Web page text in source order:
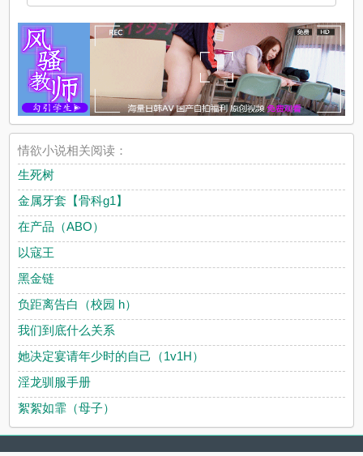
情欲小说相关阅读：
生死树
金属牙套【骨科g1】
在产品（ABO）
以寇王
黑金链
负距离告白（校园 h）
我们到底什么关系
她决定宴请年少时的自己（1v1H）
淫龙驯服手册
絮絮如霏（母子）